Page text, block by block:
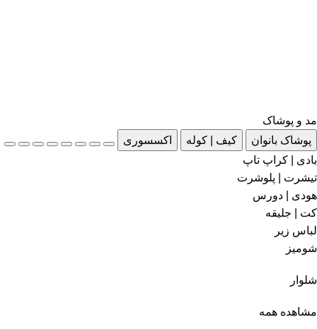
مد و پوشاک
پوشاک بانوان
کیف | کوله
اکسسوری
بادی | کراپ تاپ
تیشرت | پلوشرت
هودی | دورس
کت | جلیقه
لباس زیر
شومیز
شلوار
مشاهده همه